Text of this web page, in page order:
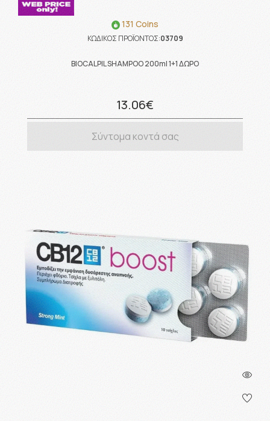
131 Coins
ΚΩΔΙΚΟΣ ΠΡΟΪΟΝΤΟΣ:03709
BIOCALPIL SHAMPOO 200ml 1+1 ΔΩΡΟ
13.06€
Σύντομα κοντά σας